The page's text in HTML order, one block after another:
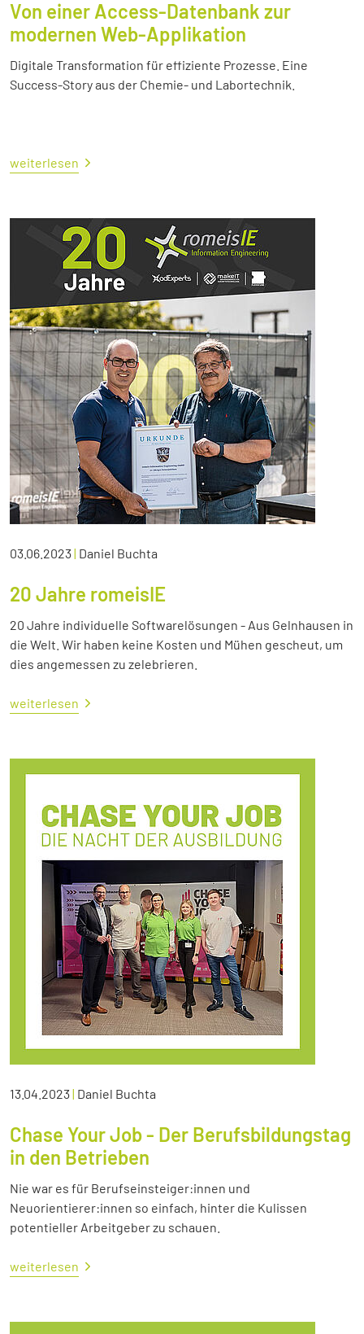
Von einer Access-Datenbank zur
modernen Web-Applikation
Digitale Transformation für effiziente Prozesse. Eine
Success-Story aus der Chemie- und Labortechnik.
weiterlesen
03.06.2023| Daniel Buchta
20 Jahre romeisIE
20 Jahre individuelle Softwarelösungen - Aus Gelnhausen in
die Welt. Wir haben keine Kosten und Mühen gescheut, um
dies angemessen zu zelebrieren.
weiterlesen
13.04.2023| Daniel Buchta
Chase Your Job - Der Berufsbildungstag
in den Betrieben
Nie war es für Berufseinsteiger:innen und
Neuorientierer:innen so einfach, hinter die Kulissen
potentieller Arbeitgeber zu schauen.
weiterlesen